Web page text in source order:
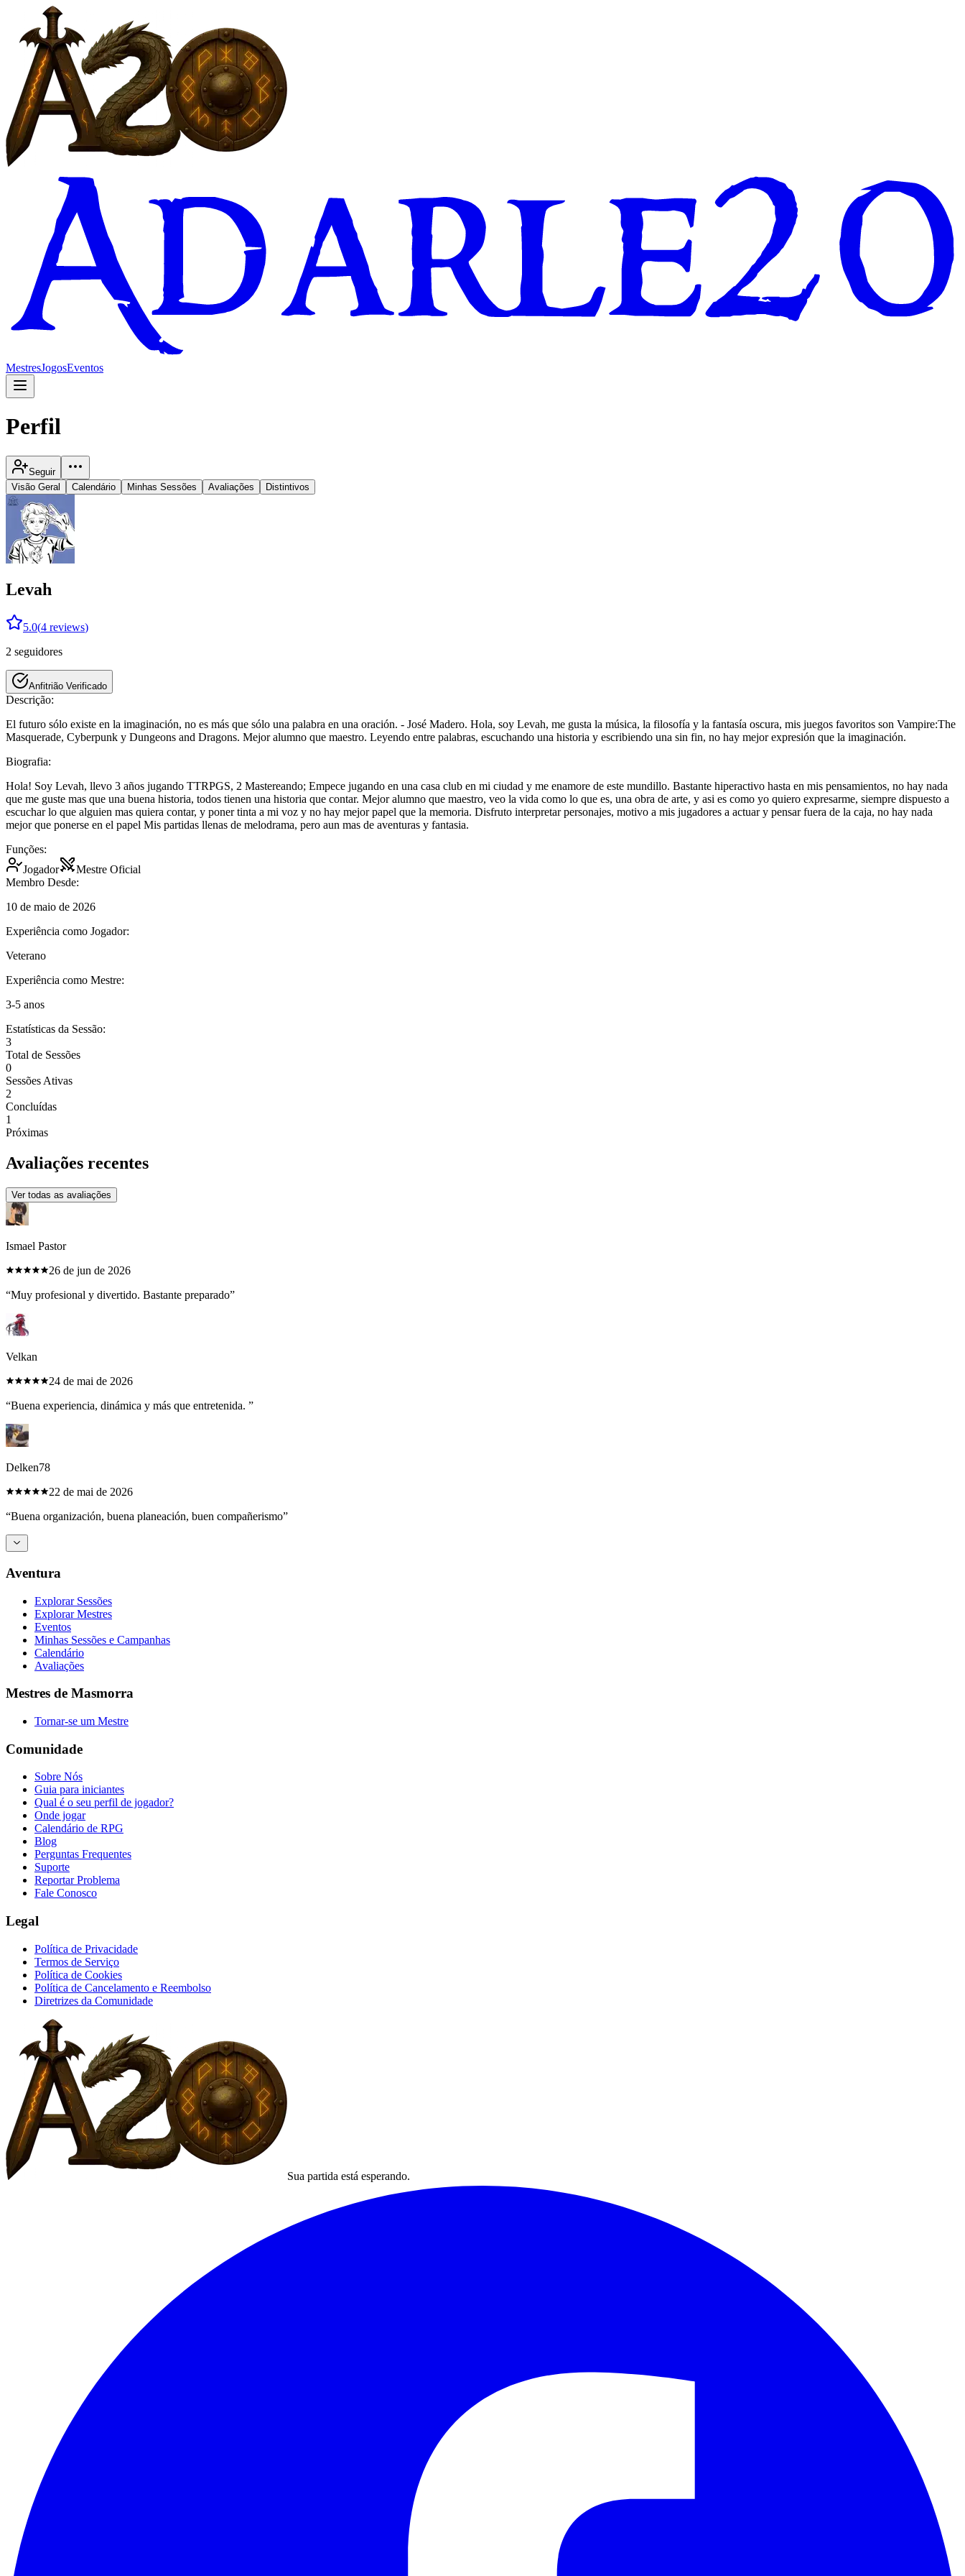
MestresJogosEventos
Perfil
Seguir
Visão Geral
Calendário Minhas Sessões Avaliações Distintivos
Levah
5.0(4 reviews)
2 seguidores
Anfitrião Verificado
Descrição:
El futuro sólo existe en la imaginación, no es más que sólo una palabra en una oración. - José Madero. Hola, soy Levah, me gusta la música, la filosofía y la fantasía oscura, mis juegos favoritos son Vampire:The
Masquerade, Cyberpunk y Dungeons and Dragons. Mejor alumno que maestro. Leyendo entre palabras, escuchando una historia y escribiendo una sin fin, no hay mejor expresión que la imaginación.
Biografia:
Hola! Soy Levah, llevo 3 años jugando TTRPGS, 2 Mastereando; Empece jugando en una casa club en mi ciudad y me enamore de este mundillo. Bastante hiperactivo hasta en mis pensamientos, no hay nada
que me guste mas que una buena historia, todos tienen una historia que contar. Mejor alumno que maestro, veo la vida como lo que es, una obra de arte, y asi es como yo quiero expresarme, siempre dispuesto a
escuchar lo que alguien mas quiera contar, y poner tinta a mi voz y no hay mejor papel que la memoria. Disfruto interpretar personajes, motivo a mis jugadores a actuar y pensar fuera de la caja, no hay nada
mejor que ponerse en el papel Mis partidas llenas de melodrama, pero aun mas de aventuras y fantasia.
Funções:
Jogador
Mestre Oficial
Membro Desde:
10 de maio de 2026
Experiência como Jogador:
Veterano
Experiência como Mestre:
3-5 anos
Estatísticas da Sessão:
3
Total de Sessões
0
Sessões Ativas
2
Concluídas
1
Próximas
Avaliações recentes
Ver todas as avaliações
Ismael Pastor
26 de jun de 2026
“Muy profesional y divertido. Bastante preparado”
Velkan
24 de mai de 2026
“Buena experiencia, dinámica y más que entretenida. ”
Delken78
22 de mai de 2026
“Buena organización, buena planeación, buen compañerismo”
Aventura
Explorar Sessões
Explorar Mestres
Eventos
Minhas Sessões e Campanhas
Calendário
Avaliações
Mestres de Masmorra
Tornar-se um Mestre
Comunidade
Sobre Nós
Guia para iniciantes
Qual é o seu perfil de jogador?
Onde jogar
Calendário de RPG
Blog
Perguntas Frequentes
Suporte
Reportar Problema
Fale Conosco
Legal
Política de Privacidade
Termos de Serviço
Política de Cookies
Política de Cancelamento e Reembolso
Diretrizes da Comunidade
Sua partida está esperando.